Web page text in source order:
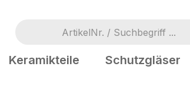
Keramikteile Schutzgläser